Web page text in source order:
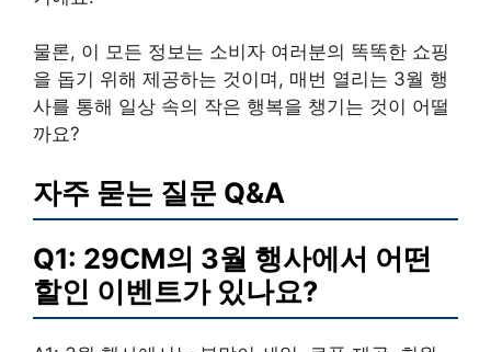
물론, 이 모든 정보는 소비자 여러분의 똑똑한 쇼핑
을 돕기 위해 제공하는 것이며, 매번 열리는 3월 행
사를 통해 일상 속의 작은 행복을 챙기는 것이 어떨
까요?
자주 묻는 질문 Q&A
Q1: 29CM의 3월 행사에서 어떤
할인 이벤트가 있나요?